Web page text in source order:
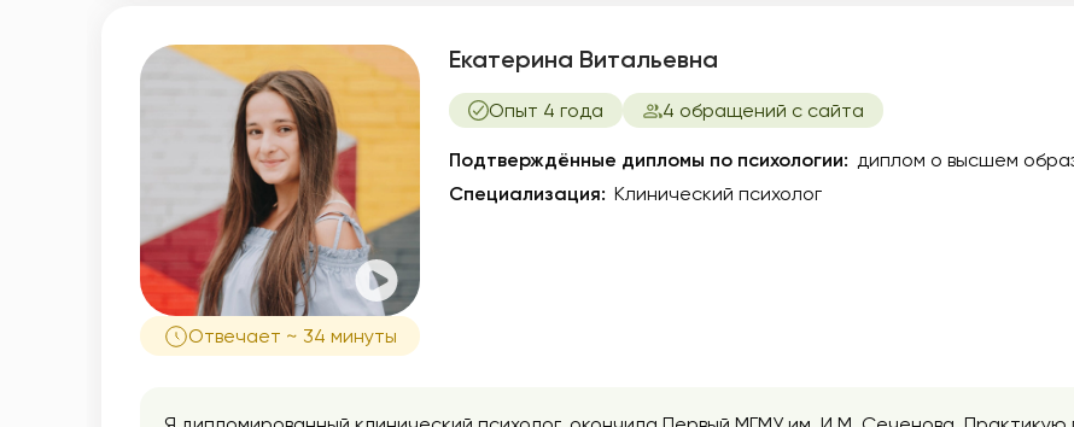
Отвечает ~ 34 минуты
Екатерина Витальевна
Опыт 4 года 4 обращений с сайта
Подтверждённые дипломы по психологии: диплом о высшем
Специализация: Клинический психолог